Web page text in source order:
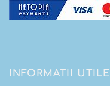
INFORMATII UTILE